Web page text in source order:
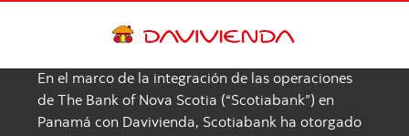
En el marco de la integración de las operaciones
de The Bank of Nova Scotia (“Scotiabank”) en
Panamá con Davivienda, Scotiabank ha otorgado